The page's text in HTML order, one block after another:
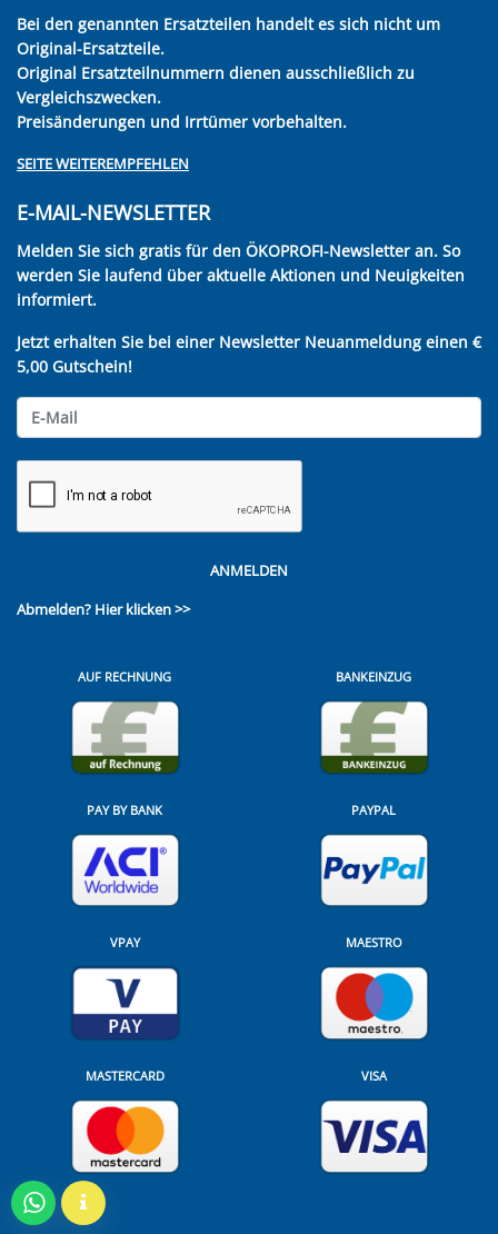
Bei den genannten Ersatzteilen handelt es sich nicht um
Original-Ersatzteile.
Original Ersatzteilnummern dienen ausschließlich zu
Vergleichszwecken.
Preisänderungen und Irrtümer vorbehalten.
SEITE WEITEREMPFEHLEN
E-MAIL-NEWSLETTER
Melden Sie sich gratis für den ÖKOPROFI-Newsletter an. So
werden Sie laufend über aktuelle Aktionen und Neuigkeiten
informiert.
Jetzt erhalten Sie bei einer Newsletter Neuanmeldung einen €
5,00 Gutschein!
ANMELDEN
Abmelden? Hier klicken >>
AUF RECHNUNG BANKEINZUG
PAY BY BANK PAYPAL
VPAY MAESTRO
MASTERCARD VISA